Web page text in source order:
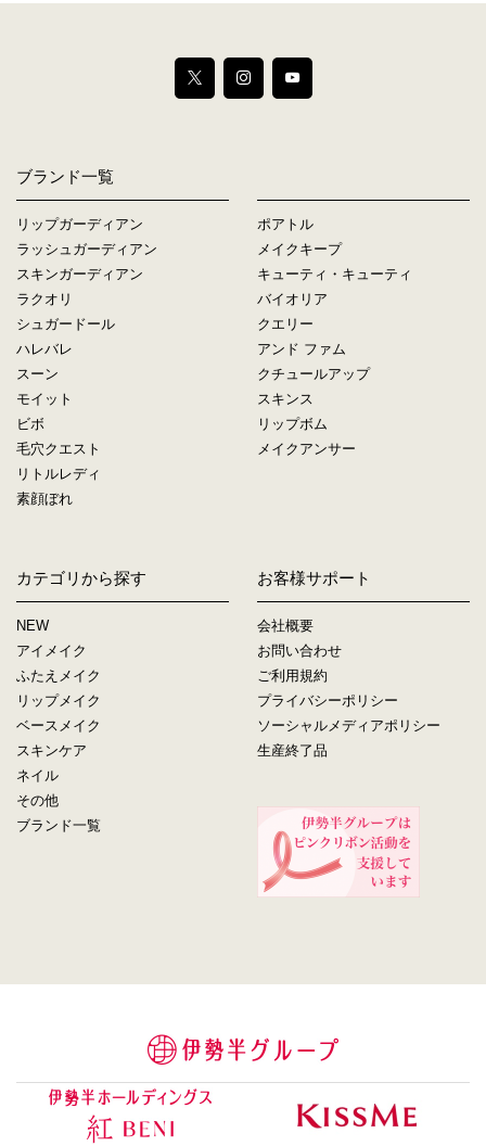
ブランド一覧
リップガーディアン
ラッシュガーディアン
スキンガーディアン
ラクオリ
シュガードール
ハレバレ
スーン
モイット
ビボ
毛穴クエスト
リトルレディ
素顔ぼれ
ポアトル
メイクキープ
キューティ・キューティ
バイオリア
クエリー
アンド ファム
クチュールアップ
スキンス
リップボム
メイクアンサー
カテゴリから探す
NEW
アイメイク
ふたえメイク
リップメイク
ベースメイク
スキンケア
ネイル
その他
ブランド一覧
お客様サポート
会社概要
お問い合わせ
ご利用規約
プライバシーポリシー
ソーシャルメディアポリシー
生産終了品